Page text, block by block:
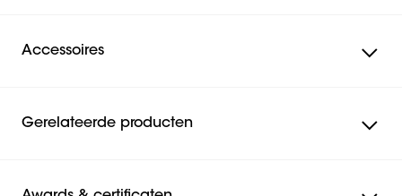
Accessoires
Gerelateerde producten